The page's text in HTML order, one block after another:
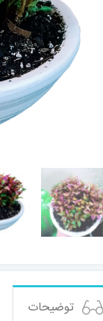
توضیحات